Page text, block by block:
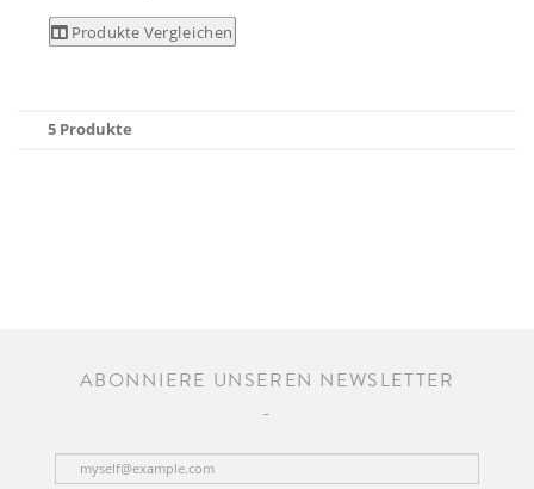
Produkte Vergleichen
5 Produkte
ABONNIERE UNSEREN NEWSLETTER